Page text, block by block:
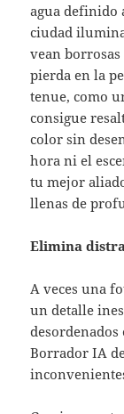
agua definido
ciudad
vean
pierda en la
tenue, como
consigue
color sin
hora ni el
tu mejor
llenas de
Elimina
A veces una
un detalle
Borrador IA